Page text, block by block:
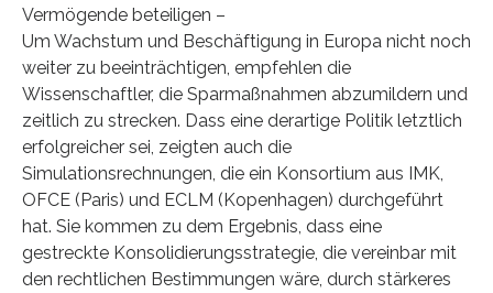
Vermögende beteiligen –
Um Wachstum und Beschäftigung in Europa nicht noch
weiter zu beeinträchtigen, empfehlen die
Wissenschaftler, die Sparmaßnahmen abzumildern und
zeitlich zu strecken. Dass eine derartige Politik letztlich
erfolgreicher sei, zeigten auch die
Simulationsrechnungen, die ein Konsortium aus IMK,
OFCE (Paris) und ECLM (Kopenhagen) durchgeführt
hat. Sie kommen zu dem Ergebnis, dass eine
gestreckte Konsolidierungsstrategie, die vereinbar mit
den rechtlichen Bestimmungen wäre, durch stärkeres